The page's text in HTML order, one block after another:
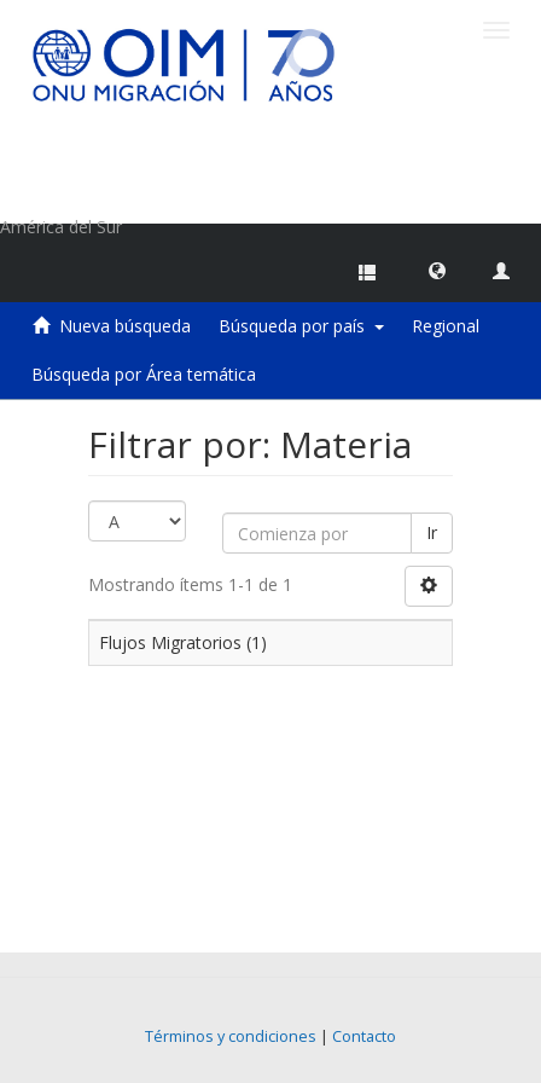
América del Sur
Nueva búsqueda Búsqueda por país Regional
Búsqueda por Área temática
Filtrar por: Materia
Ir
Mostrando ítems 1-1 de 1
Flujos Migratorios (1)
Términos y condiciones | Contacto